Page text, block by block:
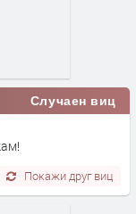
Случаен виц
Покажи друг виц